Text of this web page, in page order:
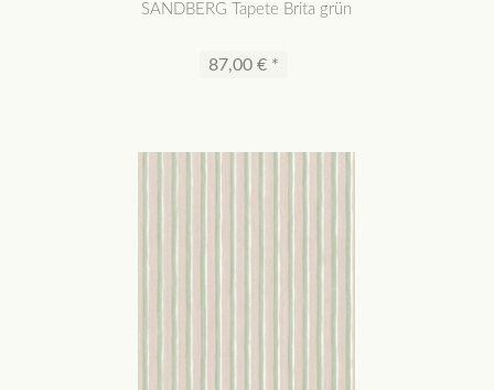
SANDBERG Tapete Brita grün
87,00 € *